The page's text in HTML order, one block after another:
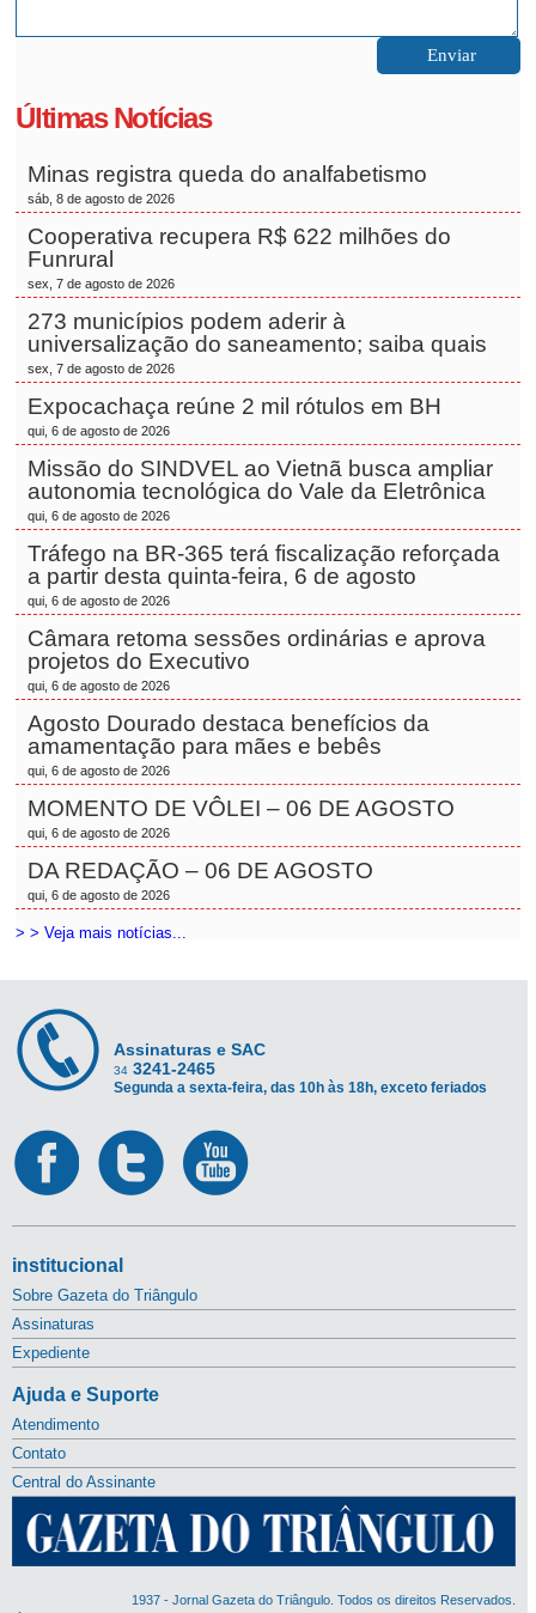
Últimas Notícias
Minas registra queda do analfabetismo
sáb, 8 de agosto de 2026
Cooperativa recupera R$ 622 milhões do
Funrural
sex, 7 de agosto de 2026
273 municípios podem aderir à
universalização do saneamento; saiba quais
sex, 7 de agosto de 2026
Expocachaça reúne 2 mil rótulos em BH
qui, 6 de agosto de 2026
Missão do SINDVEL ao Vietnã busca ampliar
autonomia tecnológica do Vale da Eletrônica
qui, 6 de agosto de 2026
Tráfego na BR-365 terá fiscalização reforçada
a partir desta quinta-feira, 6 de agosto
qui, 6 de agosto de 2026
Câmara retoma sessões ordinárias e aprova
projetos do Executivo
qui, 6 de agosto de 2026
Agosto Dourado destaca benefícios da
amamentação para mães e bebês
qui, 6 de agosto de 2026
MOMENTO DE VÔLEI – 06 DE AGOSTO
qui, 6 de agosto de 2026
DA REDAÇÃO – 06 DE AGOSTO
qui, 6 de agosto de 2026
> > Veja mais notícias...
Assinaturas e SAC
34 3241-2465
Segunda a sexta-feira, das 10h às 18h, exceto feriados
institucional
Sobre Gazeta do Triângulo
Assinaturas
Expediente
Ajuda e Suporte
Atendimento
Contato
Central do Assinante
1937 - Jornal Gazeta do Triângulo. Todos os direitos Reservados.